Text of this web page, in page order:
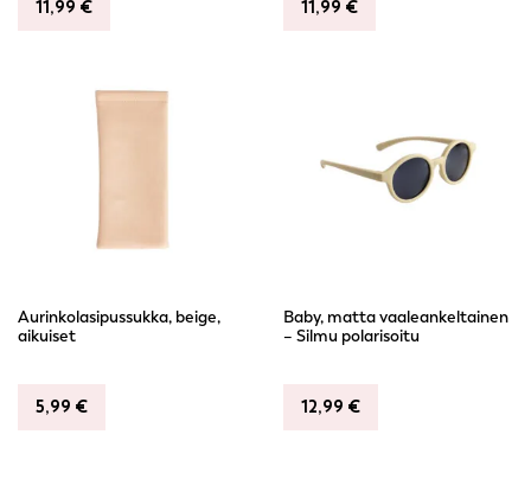
11,99 € 11,99 €
Aurinkolasipussukka, beige,
aikuiset
5,99 €
Baby, matta vaaleankeltainen
– Silmu polarisoitu
12,99 €